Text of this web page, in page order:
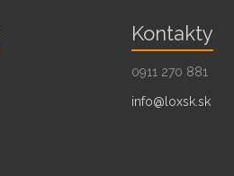
Kontakty
0911 270 881
info@loxsk.sk